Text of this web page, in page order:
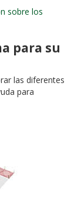
sobre los
para su
las diferentes
para